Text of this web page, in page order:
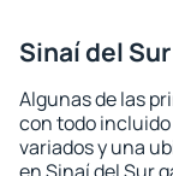
Sinaí del
Algunas de las
con todo
variados y una